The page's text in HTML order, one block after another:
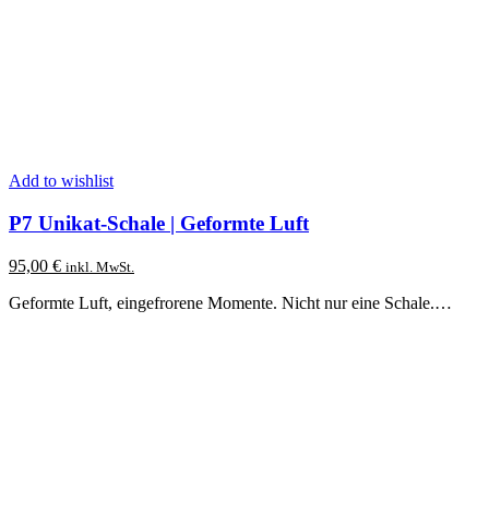
Add to wishlist
P7 Unikat-Schale | Geformte Luft
95,00 € inkl. MwSt.
Geformte Luft, eingefrorene Momente. Nicht nur eine Schale.…